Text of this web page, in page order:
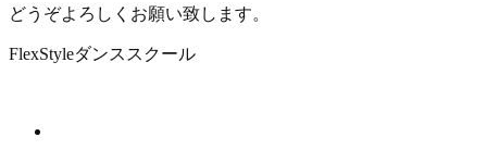
どうぞよろしくお願い致します。
FlexStyleダンススクール